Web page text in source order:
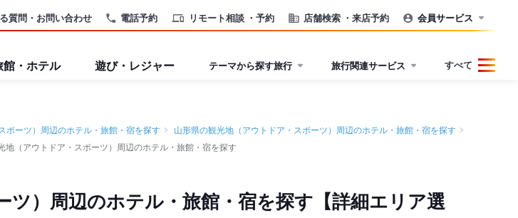
電話予約 リモート相談 ・予約 店舗検索 ・来店予約
質問・お問い合わせ 会員サービス
館・ホテル 遊び・レジャー テーマから探す旅行 旅行関連サービス すべて
ポーツ）周辺のホテル・旅館・宿を探す
山形県の観光地（アウトドア・スポーツ）周辺のホテル・旅館・宿を探す
地（アウトドア・スポーツ）周辺のホテル・旅館・宿を探す
）周辺のホテル・旅館・宿を探す【詳細エリア選